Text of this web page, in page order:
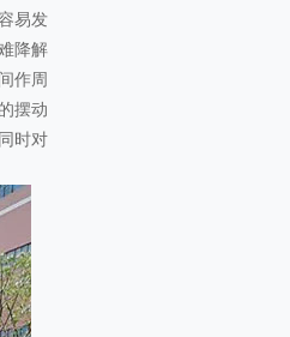
易发
降解
作周
摆动
时对